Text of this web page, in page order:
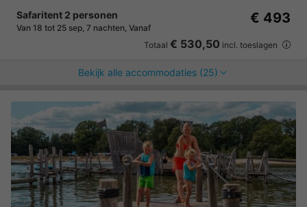
Safaritent 2 personen
Van 18 tot 25 sep, 7 nachten, Vanaf
€ 493
Totaal € 530,50 incl. toeslagen
Bekijk alle accommodaties (25)